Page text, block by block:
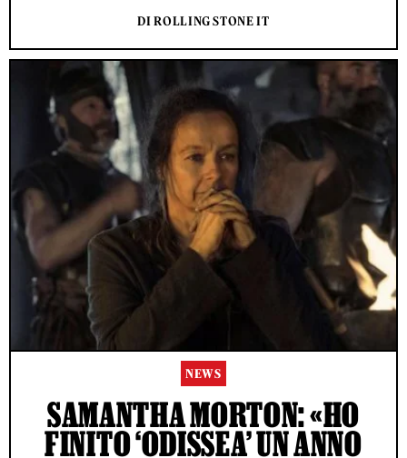
DI ROLLING STONE IT
NEWS
SAMANTHA MORTON: «HO
FINITO ‘ODISSEA’ UN ANNO